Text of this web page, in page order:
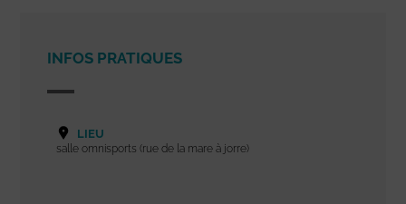
INFOS PRATIQUES
LIEU
salle omnisports (rue de la mare à jorre)